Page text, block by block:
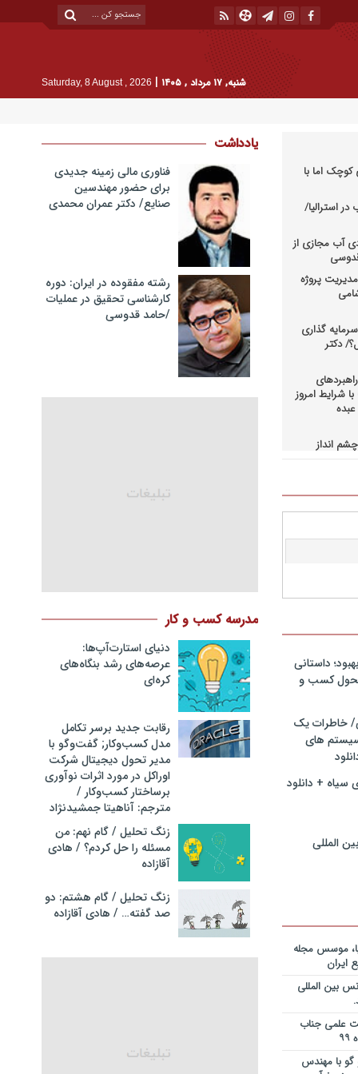
شنبه, ۱۷ مرداد , ۱۴۰۵ |
Saturday, 8 August , 2026
اما با
استرالیا/
آب مجازی از
پروژه
گذاری
دکتر
شرایط امروز
انداز
فایل
فرایند
فایل
فایل
قراردادها
نوبل
قراردادها
نوبل
فایل
قراردادها
نوبل
در
کارخانه
در خصوص
از کجا
فایل
و دکتر
– برنامه
داستانی
تحول کسب و
خاطرات یک
های
سیاه + دانلود
المللی
موسس مجله
ایران
بین المللی
علمی جناب
با مهندس
یادداشت
فناوری مالی زمینه جدیدی
برای حضور مهندسین
صنایع/ دکتر عمران محمدی
رشته مفقوده در ایران: دوره
کارشناسی تحقیق در عملیات
/حامد قدوسی
مدرسه کسب و کار
دنیای استارت‌آپ‌ها:
عرصه‌های رشد بنگاه‌های
کره‌ای‌
رقابت جدید برسر تکامل
مدل کسب‌و‌کار; گفت‌وگو با
مدیر تحول دیجیتال شرکت
اوراکل در مورد اثرات نوآوری
برساختار کسب‌وکار /
مترجم: آناهیتا جمشیدنژاد
زنگ تحلیل / گام نهم: من
مسئله را حل کردم؟ / هادی
آقازاده
زنگ تحلیل / گام هشتم: دو
صد گفته… / هادی آقازاده